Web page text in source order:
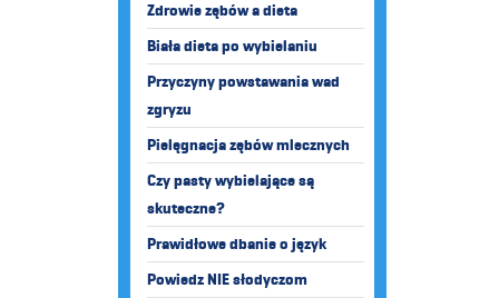
Zdrowie zębów a dieta
Biała dieta po wybielaniu
Przyczyny powstawania wad
zgryzu
Pielęgnacja zębów mlecznych
Czy pasty wybielające są
skuteczne?
Prawidłowe dbanie o język
Powiedz NIE słodyczom